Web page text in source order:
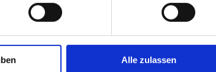
Alle zulassen